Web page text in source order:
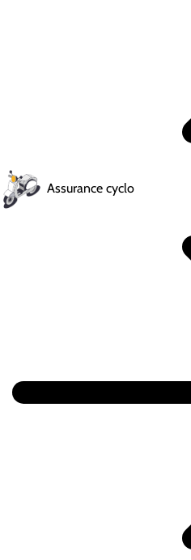
Assurance cyclo